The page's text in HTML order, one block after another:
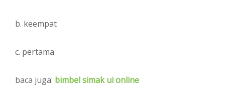
b. keempat
c. pertama
baca juga: bimbel simak ui online